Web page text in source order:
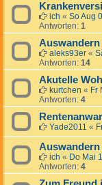
ich « So Aug
Antworten: 1
Auswandern
aleks93er «
Antworten: 14
Akutelle
kurtchen « Fr
Antworten: 4
Yade2011 «
Auswandern
ich « Do Mai
Antworten: 4